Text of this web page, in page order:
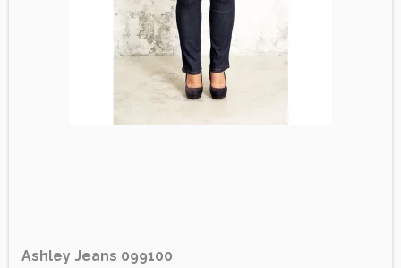
Ashley Jeans 099100